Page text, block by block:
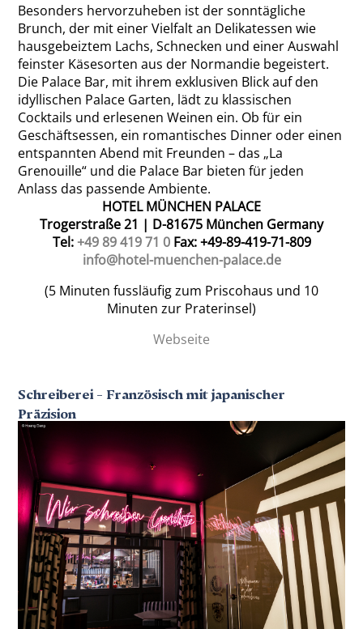
Besonders hervorzuheben ist der sonntägliche
Brunch, der mit einer Vielfalt an Delikatessen wie
hausgebeiztem Lachs, Schnecken und einer Auswahl
feinster Käsesorten aus der Normandie begeistert.
Die Palace Bar, mit ihrem exklusiven Blick auf den
idyllischen Palace Garten, lädt zu klassischen
Cocktails und erlesenen Weinen ein. Ob für ein
Geschäftsessen, ein romantisches Dinner oder einen
entspannten Abend mit Freunden – das „La
Grenouille“ und die Palace Bar bieten für jeden
Anlass das passende Ambiente.
HOTEL MÜNCHEN PALACE
Trogerstraße 21 | D-81675 München Germany
Tel:+49 89 419 71 0Fax: +49-89-419-71-809
info@hotel-muenchen-palace.de
(5 Minuten fussläufig zum Priscohaus und 10
Minuten zur Praterinsel)
Webseite
Schreiberei – Französisch mit japanischer
Präzision